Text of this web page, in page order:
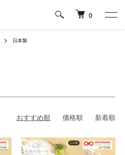
0
日本製
おすすめ順 価格順 新着順